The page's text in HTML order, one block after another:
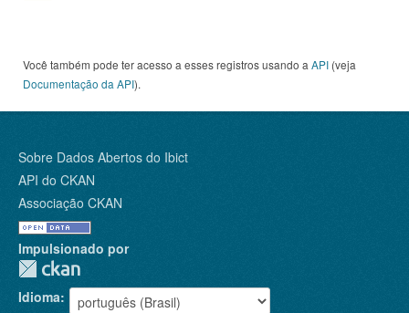
Você também pode ter acesso a esses registros usando a API (veja
Documentação da API).
Sobre Dados Abertos do Ibict
API do CKAN
Associação CKAN
Impulsionado por
Idioma